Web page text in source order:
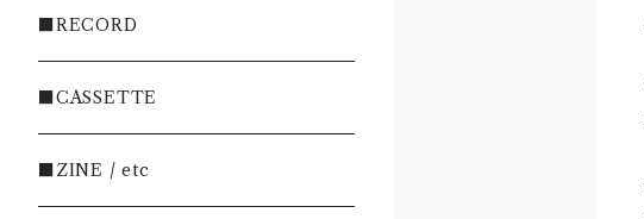
・INDIE
・EMO/PUNK/POST HC
・SHOEGAZE/DREAMPOP/POST
ROCK
■RECORD
■CASSETTE
■ZINE / etc